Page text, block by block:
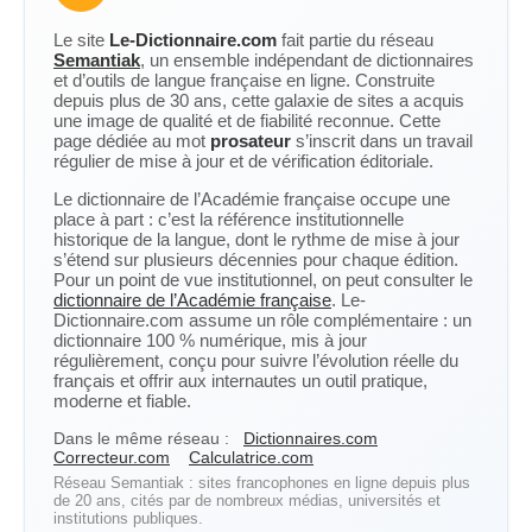
Le site Le-Dictionnaire.com fait partie du réseau
Semantiak, un ensemble indépendant de dictionnaires
et d’outils de langue française en ligne. Construite
depuis plus de 30 ans, cette galaxie de sites a acquis
une image de qualité et de fiabilité reconnue. Cette
page dédiée au mot prosateur s’inscrit dans un travail
régulier de mise à jour et de vérification éditoriale.
Le dictionnaire de l’Académie française occupe une
place à part : c’est la référence institutionnelle
historique de la langue, dont le rythme de mise à jour
s’étend sur plusieurs décennies pour chaque édition.
Pour un point de vue institutionnel, on peut consulter le
dictionnaire de l’Académie française. Le-
Dictionnaire.com assume un rôle complémentaire : un
dictionnaire 100 % numérique, mis à jour
régulièrement, conçu pour suivre l’évolution réelle du
français et offrir aux internautes un outil pratique,
moderne et fiable.
Dans le même réseau :
Dictionnaires.com
Correcteur.com
Calculatrice.com
Réseau Semantiak : sites francophones en ligne depuis plus
de 20 ans, cités par de nombreux médias, universités et
institutions publiques.